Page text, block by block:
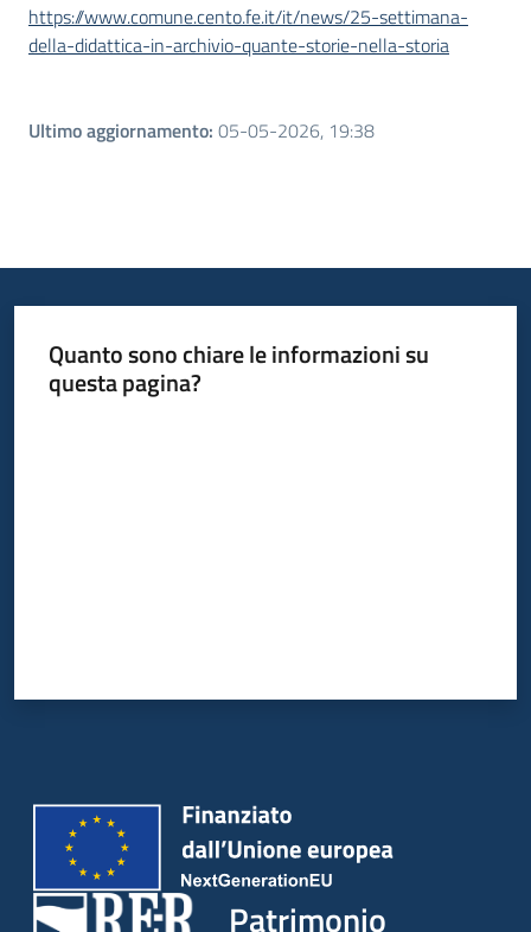
https://www.comune.cento.fe.it/it/news/25-settimana-
della-didattica-in-archivio-quante-storie-nella-storia
Ultimo aggiornamento: 05-05-2026, 19:38
Quanto sono chiare le informazioni su
questa pagina?
Patrimonio